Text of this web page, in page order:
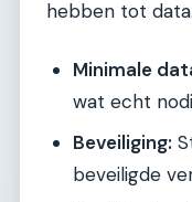
hebben tot
Minimale
wat echt
Beveiliging:
beveiligde